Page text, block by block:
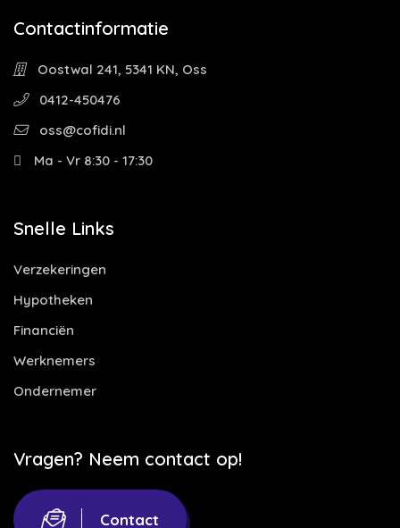
Contactinformatie
Oostwal 241, 5341 KN, Oss
0412-450476
oss@cofidi.nl
Ma - Vr 8:30 - 17:30
Snelle Links
Verzekeringen
Hypotheken
Financiën
Werknemers
Ondernemer
Vragen? Neem contact op!
Contact